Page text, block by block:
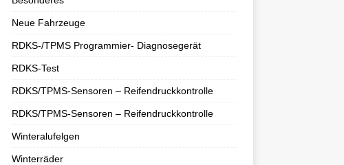
Neue Fahrzeuge
RDKS-/TPMS Programmier- Diagnosegerät
RDKS-Test
RDKS/TPMS-Sensoren – Reifendruckkontrolle
RDKS/TPMS-Sensoren – Reifendruckkontrolle
Winteralufelgen
Winterräder